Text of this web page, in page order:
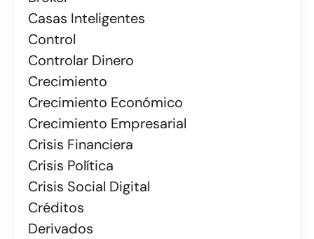
Casas Inteligentes
Control
Controlar Dinero
Crecimiento
Crecimiento Económico
Crecimiento Empresarial
Crisis Financiera
Crisis Política
Crisis Social Digital
Créditos
Derivados